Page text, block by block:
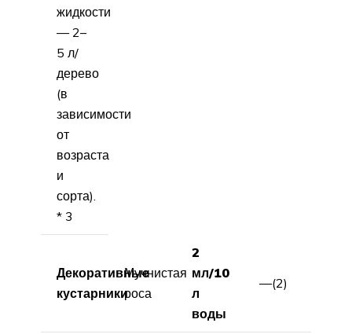
жидкости
— 2–
5 л/
дерево
(в
зависимости
от
возраста
и
сорта).
* 3
Декоративные
кустарники
Мучнистая
роса
2
мл/10
л
воды
—(2)